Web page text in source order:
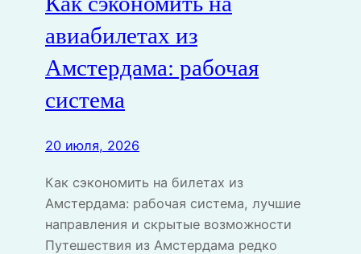
авиабилетах из
Амстердама: рабочая
система
20 июля, 2026
Как сэкономить на билетах из
Амстердама: рабочая система, лучшие
направления и скрытые возможности
Путешествия из Амстердама редко